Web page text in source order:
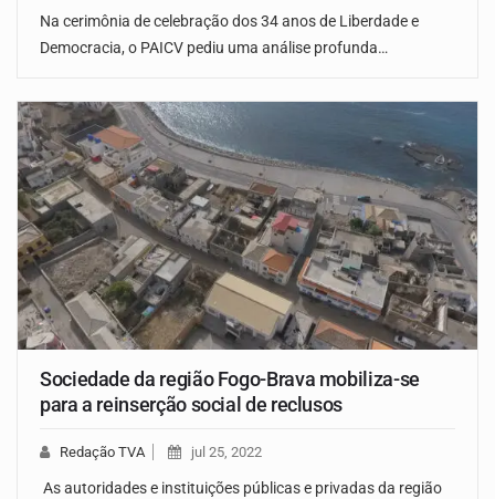
Na cerimônia de celebração dos 34 anos de Liberdade e
Democracia, o PAICV pediu uma análise profunda…
Sociedade da região Fogo-Brava mobiliza-se
para a reinserção social de reclusos
Redação TVA jul 25, 2022
As autoridades e instituições públicas e privadas da região